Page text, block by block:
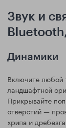
Звук и
Динамики
Включите любой
ландшафтной
Прикрывайте
отверстий —
хрипа и